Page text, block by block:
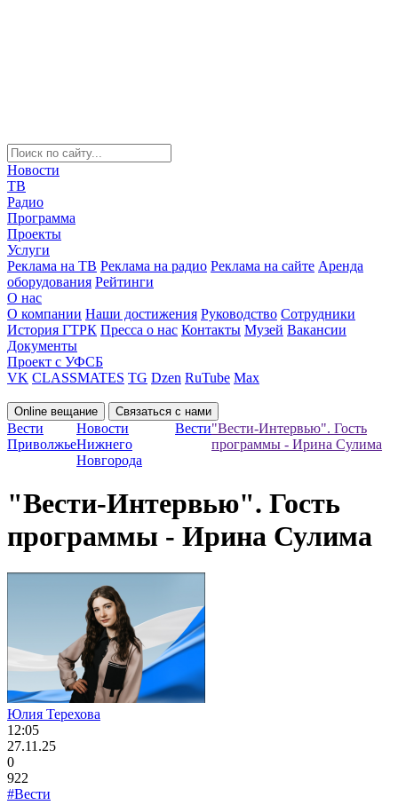
Новости
ТВ
Радио
Программа
Проекты
Услуги
Реклама на ТВ Реклама на радио Реклама на сайте Аренда
оборудования Рейтинги
О нас
О компании Наши достижения Руководство Сотрудники
История ГТРК Пресса о нас Контакты Музей Вакансии
Документы
Проект с УФСБ
VK CLASSMATES TG Dzen RuTube Max
Online вещание Связаться с нами
Вести
Приволжье
Новости
Нижнего
Новгорода
Вести"Вести-Интервью". Гость
программы - Ирина Сулима
"Вести-Интервью". Гость
программы - Ирина Сулима
Юлия Терехова
12:05
27.11.25
0
922
#Вести